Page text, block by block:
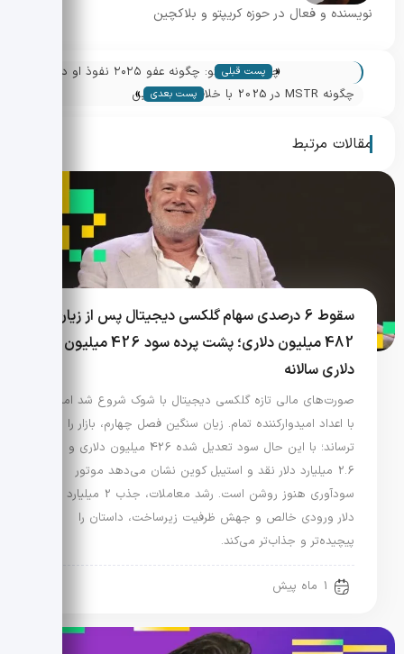
نویسنده و فعال در حوزه کریپتو و بلاکچین
« پست قبلی
چانگ پنگ ژائو: چگونه عفو ۲۰۲۵ نفوذ او در
بازار کریپتو را تقویت کرد
چگونه MSTR در 2025 با خلاقیت بیت‌کوین
برای رشد دارایی
پست بعدی »
مقالات مرتبط
سقوط 6 درصدی سهام گلکسی دیجیتال پس از زیان
482 میلیون دلاری؛ پشت پرده سود 426 میلیون
دلاری سالانه
صورت‌های مالی تازه گلکسی دیجیتال با شوک شروع شد اما
با اعداد امیدوارکننده تمام. زیان سنگین فصل چهارم، بازار را
ترساند؛ با این حال سود تعدیل شده 426 میلیون دلاری و
2.6 میلیارد دلار نقد و استیبل کوین نشان می‌دهد موتور
سودآوری هنوز روشن است. رشد معاملات، جذب 2 میلیارد
دلار ورودی خالص و جهش ظرفیت زیرساخت، داستان را
پیچیده‌تر و جذاب‌تر می‌کند.
1 ماه پیش